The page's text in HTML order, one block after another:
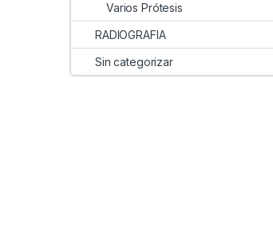
Varios Prótesis
RADIOGRAFIA
Sin categorizar